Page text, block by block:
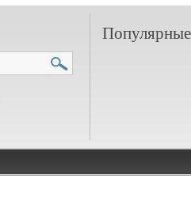
Популярные